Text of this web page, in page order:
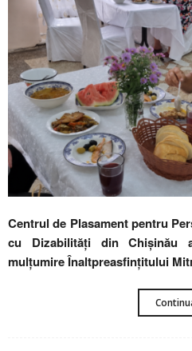
Centrul de Plasament pentru
cu Dizabilități din Chișinău
mulțumire Înaltpreasfințitului